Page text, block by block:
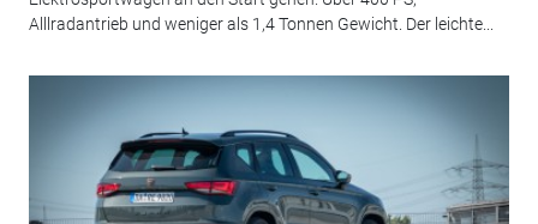
Alllradantrieb und weniger als 1,4 Tonnen Gewicht. Der leichte...